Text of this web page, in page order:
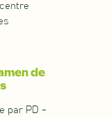
de
par PD -